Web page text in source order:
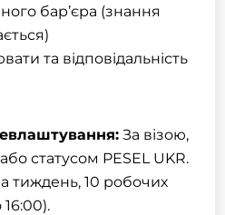
бар’єра (знання
та відповідальність
За візою,
статусом PESEL UKR.
тиждень, 10 робочих